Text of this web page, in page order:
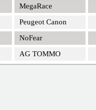
MegaRace
Peugeot Canon
NoFear
AG TOMMO